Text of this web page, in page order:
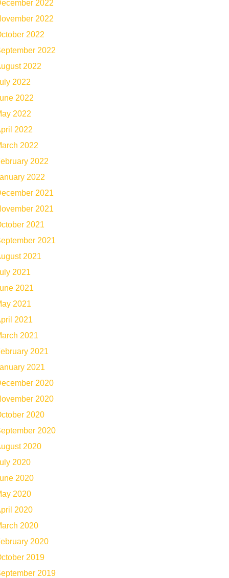
2022
2022
2022
2022
2022
2022
2022
2022
2022
2022
2022
2022
2021
2021
2021
2021
2021
2021
2021
2021
2021
2021
2021
2021
2020
2020
2020
2020
2020
2020
2020
2020
2020
2020
2020
2019
2019